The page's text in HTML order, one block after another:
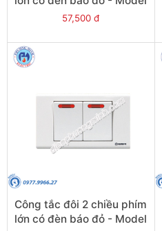
S183N1R(S183N1R/DL)
57,500 đ
Công tắc đôi 2 chiều phím
lớn có đèn báo đỏ - Model